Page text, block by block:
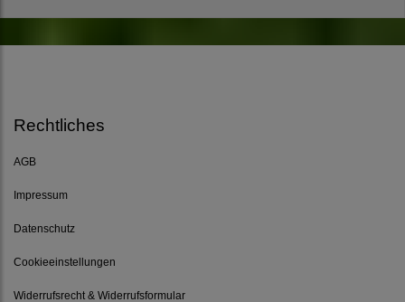
Rechtliches
AGB
Impressum
Datenschutz
Cookieeinstellungen
Widerrufsrecht & Widerrufsformular